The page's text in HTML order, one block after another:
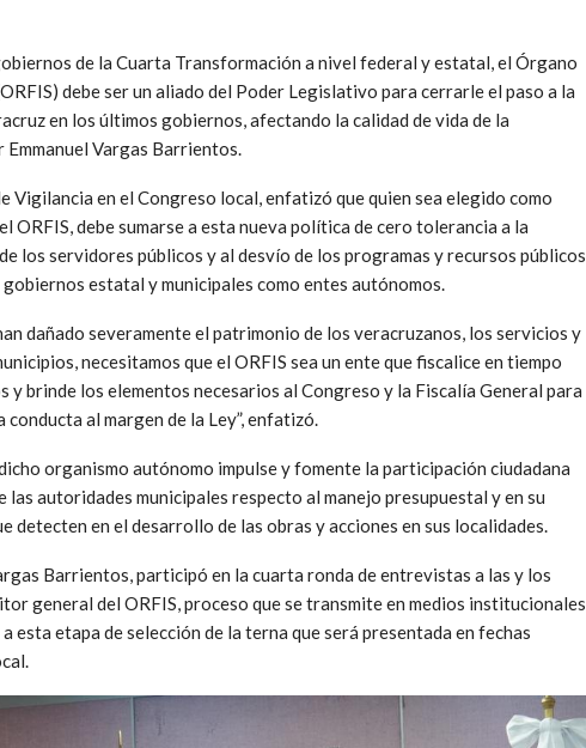
de la Cuarta Transformación a nivel federal y estatal, el Órgano
debe ser un aliado del Poder Legislativo para cerrarle el paso a la
en los últimos gobiernos, afectando la calidad de vida de la
Vargas Barrientos.
Vigilancia en el Congreso local, enfatizó que quien sea elegido como
debe sumarse a esta nueva política de cero tolerancia a la
los servidores públicos y al desvío de los programas y recursos públicos
estatal y municipales como entes autónomos.
dañado severamente el patrimonio de los veracruzanos, los servicios y
necesitamos que el ORFIS sea un ente que fiscalice en tiempo
y brinde los elementos necesarios al Congreso y la Fiscalía General para
al margen de la Ley”, enfatizó.
organismo autónomo impulse y fomente la participación ciudadana
las autoridades municipales respecto al manejo presupuestal y en su
detecten en el desarrollo de las obras y acciones en sus localidades.
Barrientos, participó en la cuarta ronda de entrevistas a las y los
general del ORFIS, proceso que se transmite en medios institucionales
esta etapa de selección de la terna que será presentada en fechas